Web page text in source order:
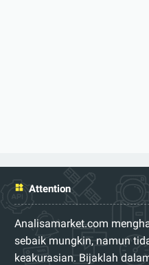
Attention
Analisamarket.com
sebaik mungkin, namun
keakurasian. Bijaklah